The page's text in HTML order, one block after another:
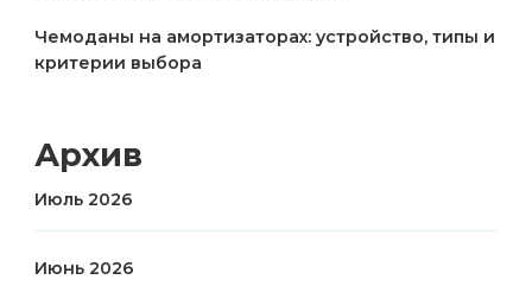
Чемоданы на амортизаторах: устройство, типы и
критерии выбора
Архив
Июль 2026
Июнь 2026